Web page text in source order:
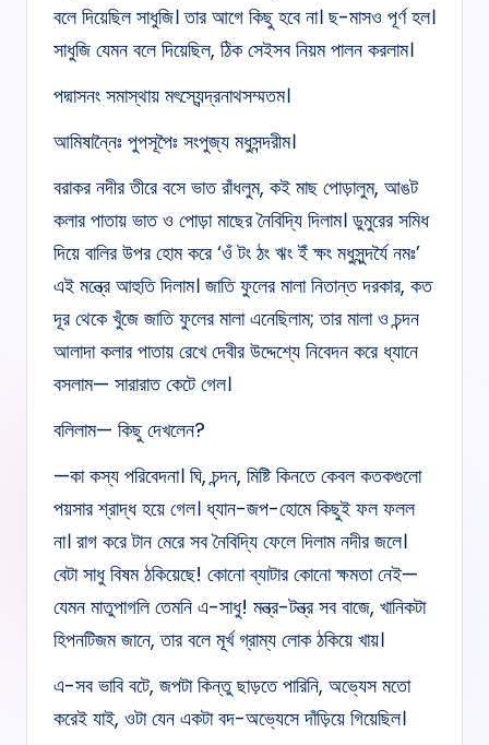
বলে দিয়েছিল সাধুজি। তার আগে কিছু হবে না। ছ-মাসও পূর্ণ হল।
সাধুজি যেমন বলে দিয়েছিল, ঠিক সেইসব নিয়ম পালন করলাম।
পদ্মাসনং সমাস্থায় মৎস্যেন্দ্রনাথসম্মতম।
আমিষান্নৈঃ পুপসূপৈঃ সংপুজ্য মধুসন্দরীম।
বরাকর নদীর তীরে বসে ভাত রাঁধলুম, কই মাছ পোড়ালুম, আঙট
কলার পাতায় ভাত ও পোড়া মাছের নৈবিদ্যি দিলাম। ডুমুরের সমিধ
দিয়ে বালির উপর হোম করে ‘ওঁ টং ঠং ঋং ইঁ ক্ষং মধুসুন্দর্যৈ নমঃ’
এই মন্ত্রে আহুতি দিলাম। জাতি ফুলের মালা নিতান্ত দরকার, কত
দূর থেকে খুঁজে জাতি ফুলের মালা এনেছিলাম; তার মালা ও চন্দন
আলাদা কলার পাতায় রেখে দেবীর উদ্দেশ্যে নিবেদন করে ধ্যানে
বসলাম— সারারাত কেটে গেল।
বলিলাম— কিছু দেখলেন?
—কা কস্য পরিবেদনা। ঘি, চন্দন, মিষ্টি কিনতে কেবল কতকগুলো
পয়সার শ্রাদ্ধ হয়ে গেল। ধ্যান-জপ-হোমে কিছুই ফল ফলল
না। রাগ করে টান মেরে সব নৈবিদ্যি ফেলে দিলাম নদীর জলে।
বেটা সাধু বিষম ঠকিয়েছে! কোনো ব্যাটার কোনো ক্ষমতা নেই—
যেমন মাতুপাগলি তেমনি এ-সাধু! মন্ত্র-টন্ত্র সব বাজে, খানিকটা
হিপনটিজম জানে, তার বলে মূর্খ গ্রাম্য লোক ঠকিয়ে খায়।
এ-সব ভাবি বটে, জপটা কিন্তু ছাড়তে পারিনি, অভ্যেস মতো
করেই যাই, ওটা যেন একটা বদ-অভ্যেসে দাঁড়িয়ে গিয়েছিল।